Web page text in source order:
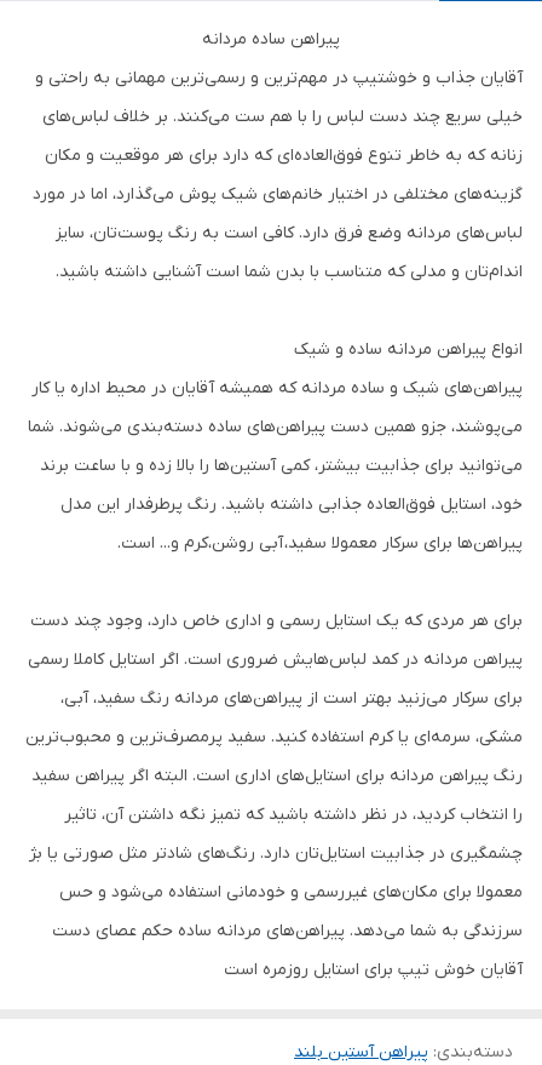
پیراهن ساده مردانه
آقایان جذاب و خوشتیپ در مهم‌ترین و رسمی‌ترین مهمانی به راحتی و
خیلی سریع چند دست لباس را با هم ست می‌کنند. بر خلاف لباس‌های
زنانه که به خاطر تنوع فوق‌العاده‌ای که دارد برای هر موقعیت و مکان
گزینه‌های مختلفی در اختیار خانم‌های شیک پوش می‌گذارد، اما در مورد
لباس‌های مردانه وضع فرق دارد. کافی است به رنگ پوست‌تان، سایز
اندام‌تان و مدلی که متناسب با بدن شما است آشنایی داشته باشید.
انواع پیراهن مردانه ساده و شیک
پیراهن‌های شیک و ساده مردانه که همیشه آقایان در محیط اداره یا کار
می‌پوشند، جزو همین دست پیراهن‌های ساده دسته‌بندی می‌شوند. شما
می‌توانید برای جذابیت بیشتر، کمی آستین‌ها را بالا زده و با ساعت برند
خود، استایل فوق‌العاده جذابی داشته باشید. رنگ پرطرفدار این مدل
پیراهن‌ها برای سرکار معمولا سفید، آبی روشن،کرم و... است.
برای هر مردی که یک استایل رسمی و اداری خاص دارد، وجود چند دست
پیراهن مردانه در کمد لباس‌هایش ضروری است. اگر استایل کاملا رسمی
برای سرکار می‌زنید بهتر است از پیراهن‌های مردانه رنگ سفید، آبی،
مشکی، سرمه‌ای یا کرم استفاده کنید. سفید پرمصرف‌ترین و محبوب‌ترین
رنگ پیراهن مردانه برای استایل‌های اداری است. البته اگر پیراهن سفید
را انتخاب کردید، در نظر داشته باشید که تمیز نگه داشتن آن، تاثیر
چشمگیری در جذابیت استایل‌تان دارد. رنگ‌های شادتر مثل صورتی یا بژ
معمولا برای مکان‌های غیررسمی و خودمانی استفاده می‌شود و حس
سرزندگی به شما می‌دهد. پیراهن‌های مردانه ساده حکم عصای دست
آقایان خوش تیپ برای استایل روزمره است
دسته‌بندی: پیراهن آستین بلند